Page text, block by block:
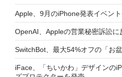
Apple、9月のiPhone発表イベン
OpenAI、Appleの営業秘密訴訟に
SwitchBot、最大54%オフの「お
iFace、「ちいかわ」デザインの